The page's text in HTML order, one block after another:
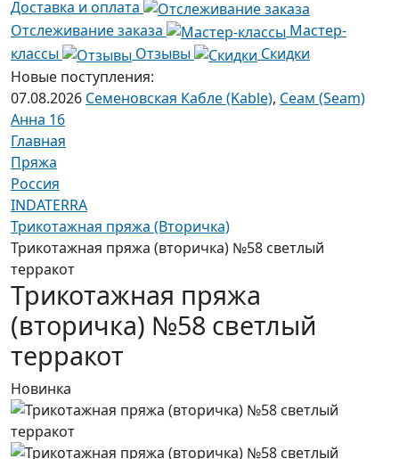
Доставка и оплата
Отслеживание заказа
Мастер-
классы
Отзывы
Скидки
Новые поступления:
07.08.2026 Семеновская Кабле (Kable), Сеам (Seam)
Анна 16
Главная
Пряжа
Россия
INDATERRA
Трикотажная пряжа (Вторичка)
Трикотажная пряжа (вторичка) №58 светлый
терракот
Трикотажная пряжа
(вторичка) №58 светлый
терракот
Новинка